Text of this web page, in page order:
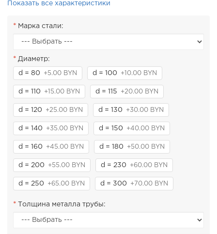
Показать все характеристики
Марка стали:
Диаметр:
d = 80 +5.00 BYN d = 100 +10.00 BYN
d = 110 +15.00 BYN d = 115 +20.00 BYN
d = 120 +25.00 BYN d = 130 +30.00 BYN
d = 140 +35.00 BYN d = 150 +40.00 BYN
d = 160 +45.00 BYN d = 180 +50.00 BYN
d = 200 +55.00 BYN d = 230 +60.00 BYN
d = 250 +65.00 BYN d = 300 +70.00 BYN
Толщина металла трубы: